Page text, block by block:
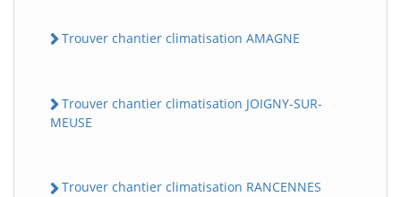
Trouver chantier climatisation AMAGNE
Trouver chantier climatisation JOIGNY-SUR-
MEUSE
Trouver chantier climatisation RANCENNES